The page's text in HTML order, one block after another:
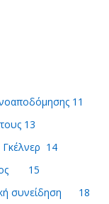
11
13
Γκέλνερ 14
15
συνείδηση 18